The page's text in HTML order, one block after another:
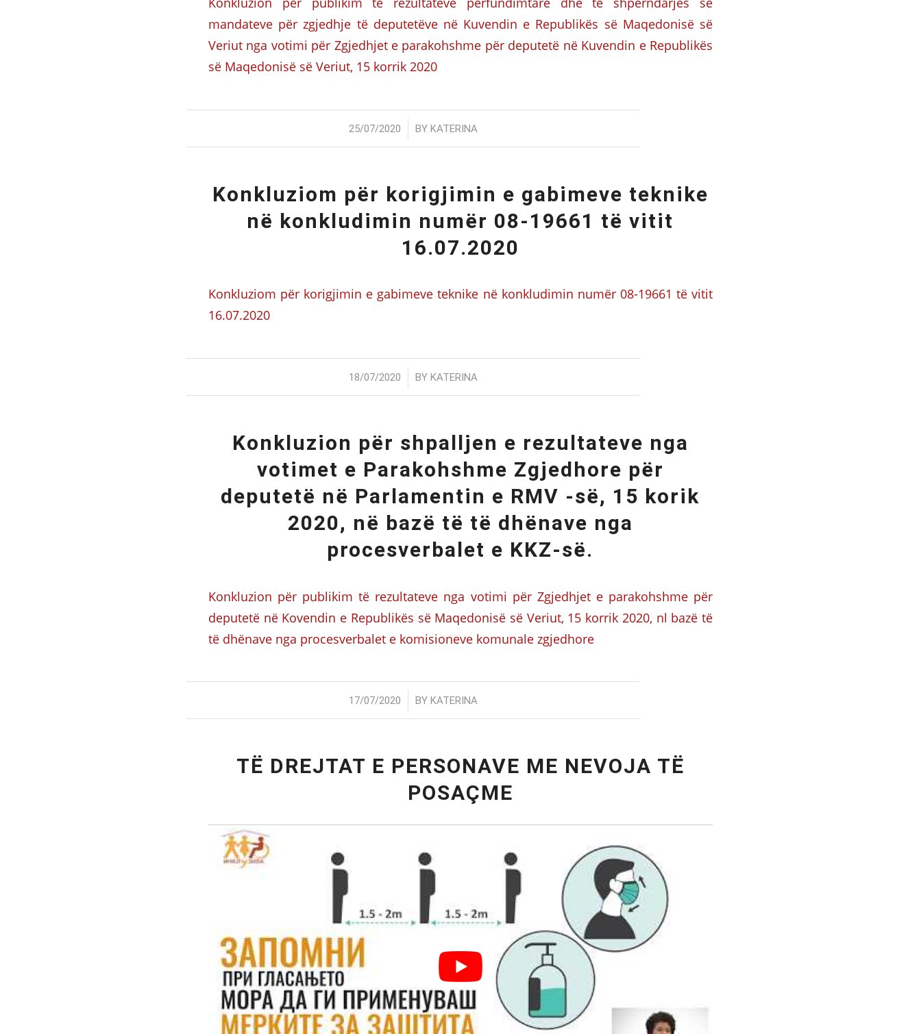
mandateve për zgjedhje të deputetëve në Kuvendin e Republikës së Maqedonisë së
Veriut nga votimi për Zgjedhjet e parakohshme për deputetë në Kuvendin e Republikës
së Maqedonisë së Veriut, 15 korrik 2020
25/07/2020
/ BYKATERINA
Konkluziom për korigjimin e gabimeve teknike
në konkludimin numër 08-19661 të vitit
16.07.2020
Konkluziom për korigjimin e gabimeve teknike në konkludimin numër 08-19661 të vitit
16.07.2020
18/07/2020
/ BYKATERINA
Konkluzion për shpalljen e rezultateve nga
votimet e Parakohshme Zgjedhore për
deputetë në Parlamentin e RMV -së, 15 korik
2020, në bazë të të dhënave nga
procesverbalet e KKZ-së.
Konkluzion për publikim të rezultateve nga votimi për Zgjedhjet e parakohshme për
deputetë në Kovendin e Republikës së Maqedonisë së Veriut, 15 korrik 2020, nl bazë të
të dhënave nga procesverbalet e komisioneve komunale zgjedhore
17/07/2020
/ BYKATERINA
TË DREJTAT E PERSONAVE ME NEVOJA TË
POSAÇME